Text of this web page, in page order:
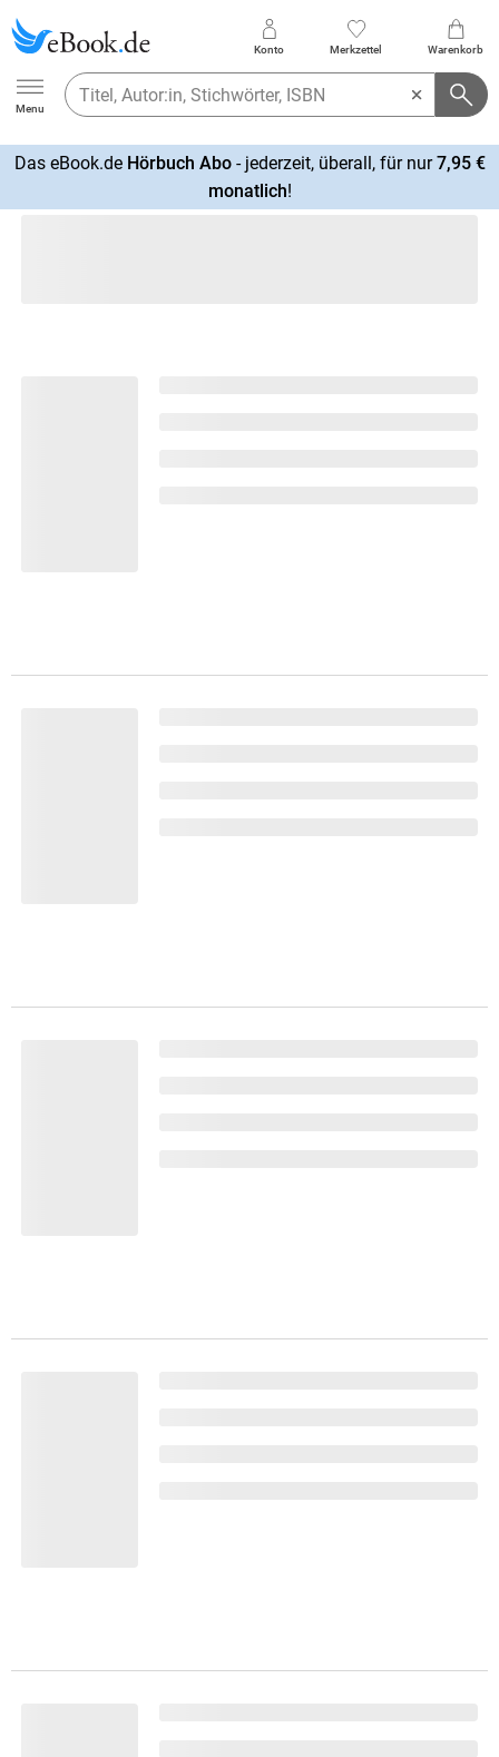
Ebook.de
Menu
Konto Merkzettel Warenkorb
Das eBook.de Hörbuch Abo- jederzeit, überall, für nur7,95 €
monatlich!